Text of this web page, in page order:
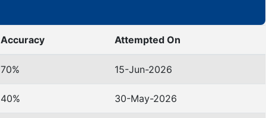
Accuracy Attempted On
70% 15-Jun-2026
40% 30-May-2026